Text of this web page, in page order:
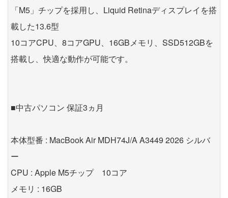
「M5」チップを採用し、Liquid Retinaディスプレイを搭
載した13.6型
10コアCPU、8コアGPU、16GBメモリ、SSD512GBを
搭載し、快適な動作が可能です。
■中古パソコン 保証3ヵ月
本体型番 : MacBook Air MDH74J/A A3449 2026 シルバ
ー
CPU : Apple M5チップ 10コア
メモリ : 16GB